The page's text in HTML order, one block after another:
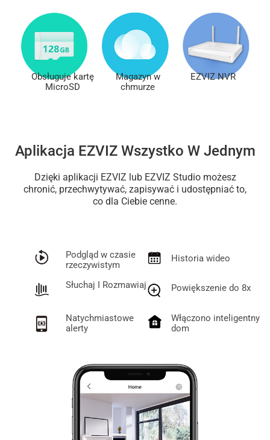
Obsługuje kartę
MicroSD
Magazyn w
chmurze
EZVIZ NVR
Aplikacja EZVIZ Wszystko W Jednym
Dzięki aplikacji EZVIZ lub EZVIZ Studio możesz
chronić, przechwytywać, zapisywać i udostępniać to,
co dla Ciebie cenne.
Podgląd w czasie
rzeczywistym
Słuchaj I Rozmawiaj
Natychmiastowe
alerty
Historia wideo
Powiększenie do 8x
Włączono inteligentny
dom